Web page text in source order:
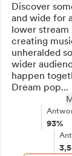
Discover
and wide for
lower
creating
unheralded
wider
happen
Dream pop...
93%